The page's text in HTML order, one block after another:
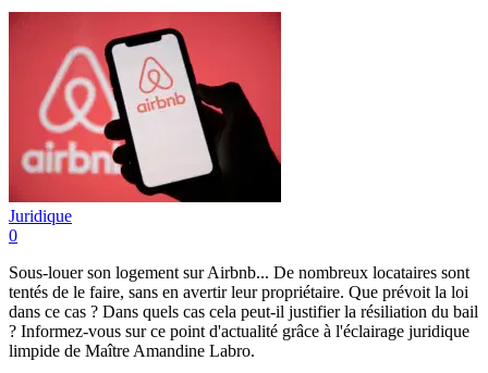
Juridique
0
Sous-louer son logement sur Airbnb... De nombreux locataires sont
tentés de le faire, sans en avertir leur propriétaire. Que prévoit la loi
dans ce cas ? Dans quels cas cela peut-il justifier la résiliation du bail
? Informez-vous sur ce point d'actualité grâce à l'éclairage juridique
limpide de Maître Amandine Labro.